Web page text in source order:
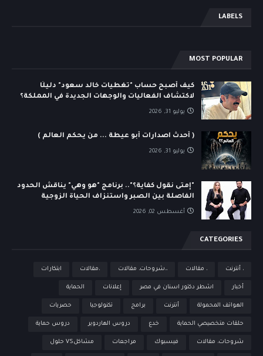
LABELS
MOST POPULAR
كيف أصبح حساب "تغطيات خالد سعود" دليلًا
لاكتشاف الفعاليات والوجهات الجديدة في المملكة؟
يوليو 31, 2026
( أحدث اصدارات أبو عيطة ... من يحكم العالم )
يوليو 31, 2026
"إمتى نقول كفاية؟".. برنامج "هو وهي" يناقش الحدود
الفاصلة بين الصبر واستنزاف الحياة الزوجية
أغسطس 02, 2026
CATEGORIES
، أنترنت ، مقالات ،،شروحات، مقالات ،مقالات ابتكارات
أخبار اشطر دكتور اسنان في مصر إعلانات الحماية
الهواتف المحمولة أنترنت برامج تكنولوجيا حصريات
حلقات متخصيصي الحماية خدع دروس الهاردوير دروس حماية
شروحات، مقالات فيسبوك مراجعات مشاكلVS حلول